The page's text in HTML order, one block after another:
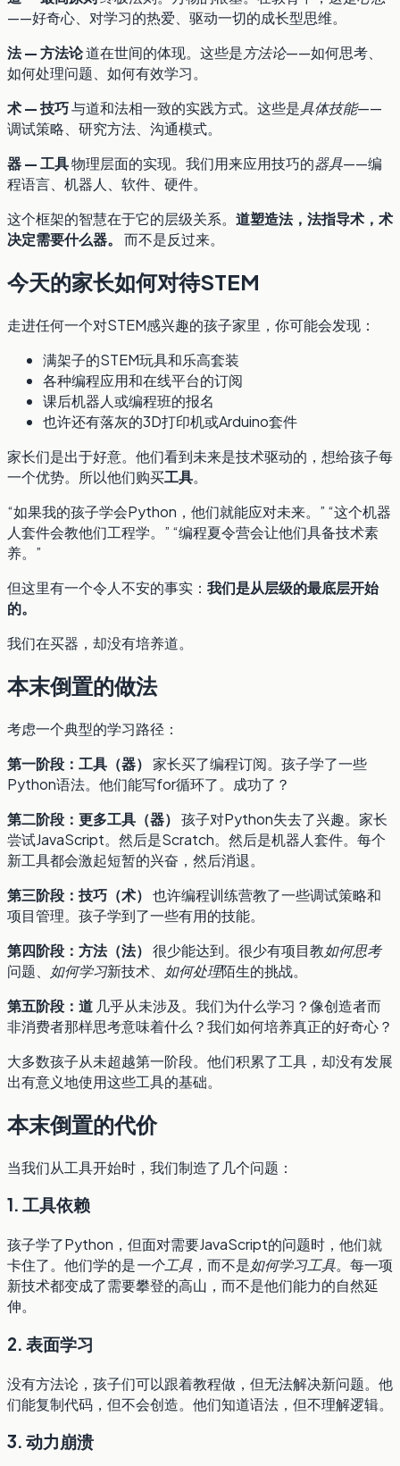
——好奇心、对学习的热爱、驱动一切的成长型思维。
法 — 方法论道在世间的体现。这些是方法论——如何思考、
如何处理问题、如何有效学习。
术 — 技巧与道和法相一致的实践方式。这些是具体技能——
调试策略、研究方法、沟通模式。
器 — 工具物理层面的实现。我们用来应用技巧的器具——编
程语言、机器人、软件、硬件。
这个框架的智慧在于它的层级关系。 道塑造法，法指导术，术
决定需要什么器。
而不是反过来。
今天的家长如何对待STEM
走进任何一个对STEM感兴趣的孩子家里，你可能会发现：
满架子的STEM玩具和乐高套装
各种编程应用和在线平台的订阅
课后机器人或编程班的报名
也许还有落灰的3D打印机或Arduino套件
家长们是出于好意。他们看到未来是技术驱动的，想给孩子每
一个优势。所以他们购买工具。
“如果我的孩子学会Python，他们就能应对未来。” “这个机器
人套件会教他们工程学。” “编程夏令营会让他们具备技术素
养。”
但这里有一个令人不安的事实： 我们是从层级的最底层开始
的。
我们在买器，却没有培养道。
本末倒置的做法
考虑一个典型的学习路径：
第一阶段：工具（器） 家长买了编程订阅。孩子学了一些
Python语法。他们能写for循环了。成功了？
第二阶段：更多工具（器） 孩子对Python失去了兴趣。家长
尝试JavaScript。然后是Scratch。然后是机器人套件。每个
新工具都会激起短暂的兴奋，然后消退。
第三阶段：技巧（术） 也许编程训练营教了一些调试策略和
项目管理。孩子学到了一些有用的技能。
第四阶段：方法（法） 很少能达到。很少有项目教如何思考
问题、 如何学习新技术、 如何处理陌生的挑战。
第五阶段：道 几乎从未涉及。我们为什么学习？像创造者而
非消费者那样思考意味着什么？我们如何培养真正的好奇心？
大多数孩子从未超越第一阶段。他们积累了工具，却没有发展
出有意义地使用这些工具的基础。
本末倒置的代价
当我们从工具开始时，我们制造了几个问题：
1. 工具依赖
孩子学了Python，但面对需要JavaScript的问题时，他们就
卡住了。他们学的是一个工具 ，而不是如何学习工具。每一项
新技术都变成了需要攀登的高山，而不是他们能力的自然延
伸。
2. 表面学习
没有方法论，孩子们可以跟着教程做，但无法解决新问题。他
们能复制代码，但不会创造。他们知道语法，但不理解逻辑。
3. 动力崩溃